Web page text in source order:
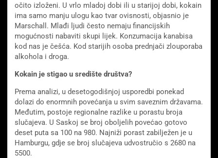
očito izloženi. U vrlo mladoj dobi ili u starijoj dobi, kokain
ima samo manju ulogu kao tvar ovisnosti, objasnio je
Marschall. Mlađi ljudi često nemaju financijskih
mogućnosti nabaviti skupi lijek. Konzumacija kanabisa
kod nas je češća. Kod starijih osoba prednjači zlouporaba
alkohola i droga.
Kokain je stigao u središte društva?
Prema analizi, u desetogodišnjoj usporedbi ponekad
dolazi do enormnih povećanja u svim saveznim državama.
Međutim, postoje regionalne razlike u porastu broja
slučajeva. U Saskoj se broj oboljelih povećao gotovo
deset puta sa 100 na 980. Najniži porast zabilježen je u
Hamburgu, gdje se broj slučajeva udvostručio s 2680 na
5500.